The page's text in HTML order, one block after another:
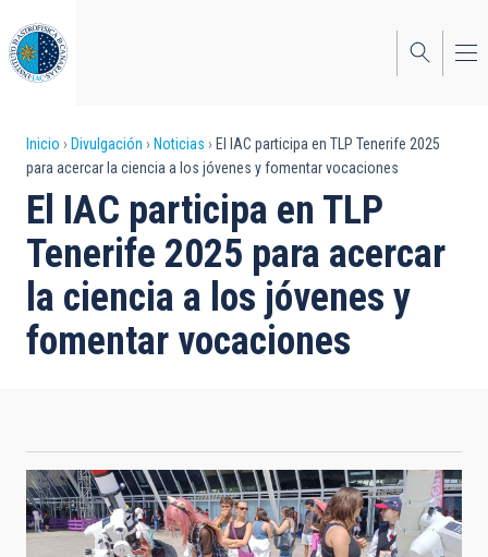
al
contenido
principal
Sobrescribir
enlaces
de
ayuda
a
la
Inicio Divulgación Noticias
El IAC participa en TLP Tenerife 2025
para acercar la ciencia a los jóvenes y fomentar vocaciones
El IAC participa en TLP
Tenerife 2025 para acercar
la ciencia a los jóvenes y
fomentar vocaciones